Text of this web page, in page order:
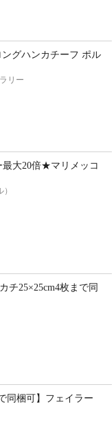
グハンカチーフ ポル
リー
最大20倍★マリメッコ
チ25×25cm4枚まで同
同梱可】フェイラー